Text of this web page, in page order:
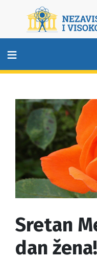
≡
Sretan
dan žena!